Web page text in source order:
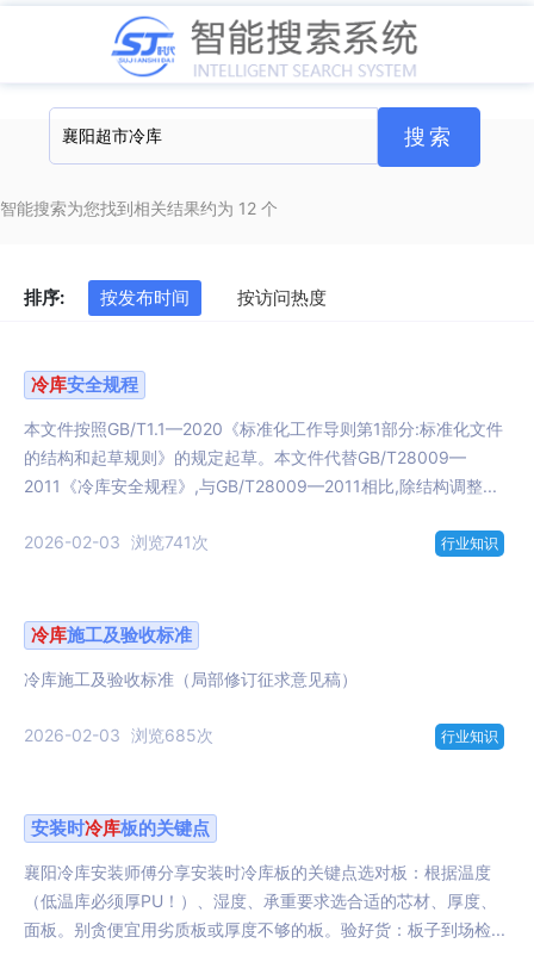
智能搜索为您找到相关结果约为 12 个
排序: 按发布时间 按访问热度
冷库安全规程
本文件按照GB/T1.1—2020《标准化工作导则第1部分:标准化文件
的结构和起草规则》的规定起草。本文件代替GB/T28009—
2011《冷库安全规程》,与GB/T28009—2011相比,除结构调整...
2026-02-03 浏览741次 行业知识
冷库施工及验收标准
冷库施工及验收标准（局部修订征求意见稿）
2026-02-03 浏览685次 行业知识
安装时冷库板的关键点
襄阳冷库安装师傅分享安装时冷库板的关键点选对板：根据温度
（低温库必须厚PU！）、湿度、承重要求选合适的芯材、厚度、
面板。别贪便宜用劣质板或厚度不够的板。验好货：板子到场检...